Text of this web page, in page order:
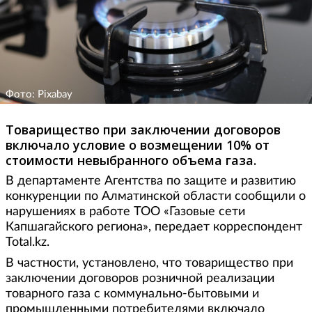
Фото: Pixabay
Товарищество при заключении договоров
включало условие о возмещении 10% от
стоимости невыбранного объема газа.
В департаменте Агентства по защите и развитию
конкуренции по Алматинской области сообщили о
нарушениях в работе ТОО «Газовые сети
Капшагайского региона», передает корреспондент
Total.kz.
В частности, установлено, что товарищество при
заключении договоров розничной реализации
товарного газа с коммунально-бытовыми и